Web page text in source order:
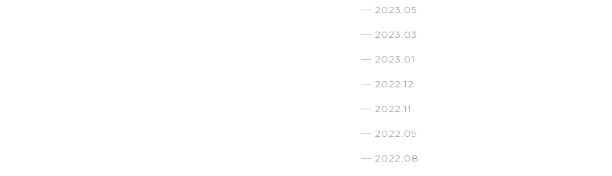
2023.05
2023.03
2023.01
2022.12
2022.11
2022.09
2022.08